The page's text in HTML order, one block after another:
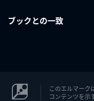
ブックとの一致
このエルマーク
コンテンツを示